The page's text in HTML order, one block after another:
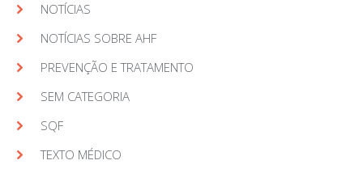
NOTÍCIAS
NOTÍCIAS SOBRE AHF
PREVENÇÃO E TRATAMENTO
SEM CATEGORIA
SQF
TEXTO MÉDICO